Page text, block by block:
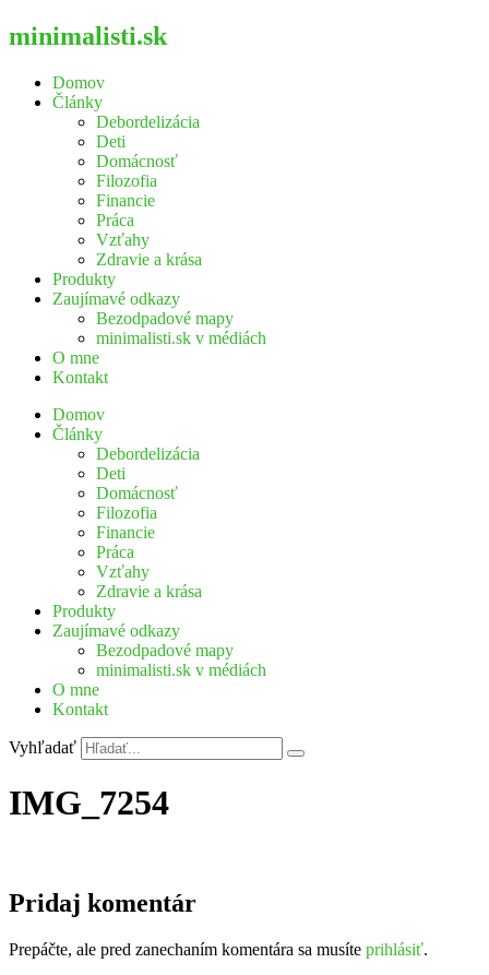
minimalisti.sk
Domov
Články
Debordelizácia
Deti
Domácnosť
Filozofia
Financie
Práca
Vzťahy
Zdravie a krása
Produkty
Zaujímavé odkazy
Bezodpadové mapy
minimalisti.sk v médiách
O mne
Kontakt
Domov
Články
Debordelizácia
Deti
Domácnosť
Filozofia
Financie
Práca
Vzťahy
Zdravie a krása
Produkty
Zaujímavé odkazy
Bezodpadové mapy
minimalisti.sk v médiách
O mne
Kontakt
Vyhľadať
IMG_7254
Pridaj komentár
Prepáčte, ale pred zanechaním komentára sa musíte prihlásiť.